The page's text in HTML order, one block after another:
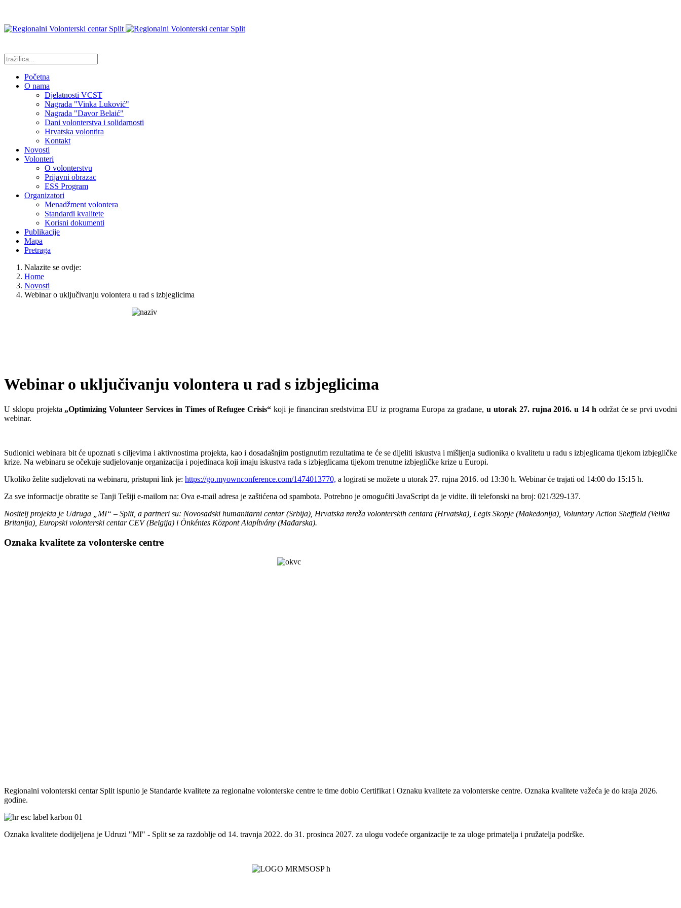
Početna
O nama
Djelatnosti VCST
Nagrada "Vinka Luković"
Nagrada "Davor Belaić"
Dani volonterstva i solidarnosti
Hrvatska volontira
Kontakt
Novosti
Volonteri
O volonterstvu
Prijavni obrazac
ESS Program
Organizatori
Menadžment volontera
Standardi kvalitete
Korisni dokumenti
Publikacije
Mapa
Pretraga
Nalazite se ovdje:
Home
Novosti
Webinar o uključivanju volontera u rad s izbjeglicima
Webinar o uključivanju volontera u rad s izbjeglicima
U sklopu projekta „Optimizing Volunteer Services in Times of Refugee Crisis“ koji je financiran sredstvima EU iz programa Europa za građane,u utorak 27. rujna 2016. u 14 h održat će se prvi uvodni
webinar.
Sudionici webinara bit će upoznati s ciljevima i aktivnostima projekta, kao i dosadašnjim postignutim rezultatima te će se dijeliti iskustva i mišljenja sudionika o kvalitetu u radu s izbjeglicama tijekom izbjegličke
krize. Na webinaru se očekuje sudjelovanje organizacija i pojedinaca koji imaju iskustva rada s izbjeglicama tijekom trenutne izbjegličke krize u Europi.
Ukoliko želite sudjelovati na webinaru, pristupni link je: https://go.myownconference.com/1474013770, a logirati se možete u utorak 27. rujna 2016. od 13:30 h. Webinar će trajati od 14:00 do 15:15 h.
Za sve informacije obratite se Tanji Tešiji e-mailom na: Ova e-mail adresa je zaštićena od spambota. Potrebno je omogućiti JavaScript da je vidite. ili telefonski na broj: 021/329-137.
Nositelj projekta je Udruga „MI“ – Split, a partneri su: Novosadski humanitarni centar (Srbija), Hrvatska mreža volonterskih centara (Hrvatska), Legis Skopje (Makedonija), Voluntary Action Sheffield (Velika
Britanija), Europski volonterski centar CEV (Belgija) i Önkéntes Központ Alapítvány (Mađarska).
Oznaka kvalitete za volonterske centre
Regionalni volonterski centar Split ispunio je Standarde kvalitete za regionalne volonterske centre te time dobio Certifikat i Oznaku kvalitete za volonterske centre. Oznaka kvalitete važeća je do kraja 2026.
godine.
Oznaka kvalitete dodijeljena je Udruzi "MI" - Split se za razdoblje od 14. travnja 2022. do 31. prosinca 2027. za ulogu vodeće organizacije te za uloge primatelja i pružatelja podrške.